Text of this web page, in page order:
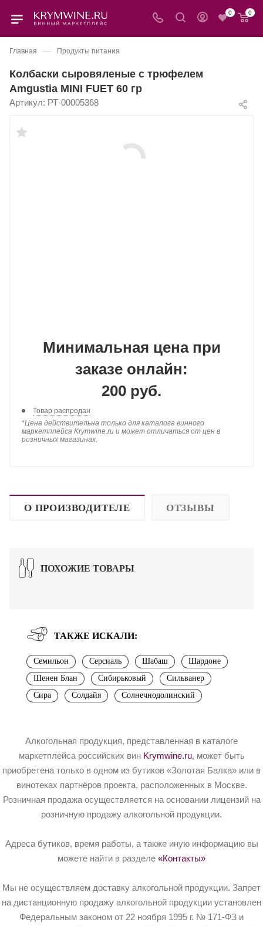
0 0
Главная — Продукты питания
Колбаски сыровяленые c трюфелем
Amgustia MINI FUET 60 гр
Артикул: РТ-00005368
Минимальная цена при
заказе онлайн:
200 руб.
Товар распродан
*Цена действительна только для каталога винного
маркетплейса Krymwine.ru и может отличаться от цен в
розничных магазинах.
О ПРОИЗВОДИТЕЛЕ ОТЗЫВЫ
ПОХОЖИЕ ТОВАРЫ
ТАКЖЕ ИСКАЛИ:
Семильон Серсиаль Шабаш
Шардоне
Шенен Блан
Сибирьковый
Сильванер
Сира
Солдайя Солнечнодолинский
Алкогольная продукция, представленная в каталоге
маркетплейса российских вин Krymwine.ru, может быть
приобретена только в одном из бутиков «Золотая Балка» или в
винотеках партнёров проекта, расположенных в Москве.
Розничная продажа осуществляется на основании лицензий на
розничную продажу алкогольной продукции.
Адреса бутиков, время работы, а также иную информацию вы
можете найти в разделе «Контакты»
Мы не осуществляем доставку алкогольной продукции. Запрет
на дистанционную продажу алкогольной продукции установлен
Федеральным законом от 22 ноября 1995 г. № 171-ФЗ и